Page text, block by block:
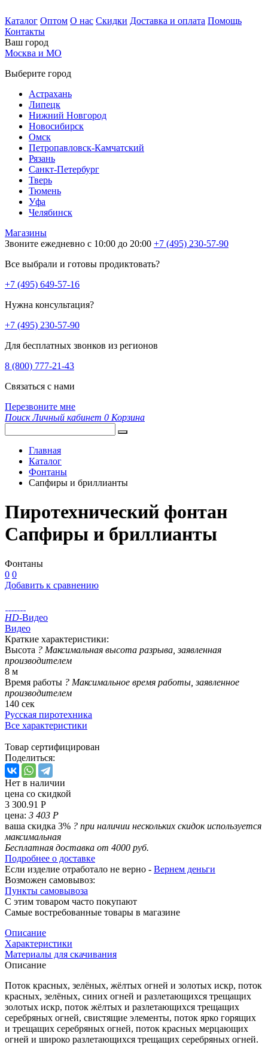
Каталог Оптом О нас Скидки Доставка и оплата Помощь
Контакты
Ваш город
Москва и МО
Выберите город
Астрахань
Липецк
Нижний Новгород
Новосибирск
Омск
Петропавловск-Камчатский
Рязань
Санкт-Петербург
Тверь
Тюмень
Уфа
Челябинск
Магазины
Звоните ежедневно с 10:00 до 20:00 +7 (495) 230-57-90
Все выбрали и готовы продиктовать?
+7 (495) 649-57-16
Нужна консультация?
+7 (495) 230-57-90
Для бесплатных звонков из регионов
8 (800) 777-21-43
Связаться с нами
Перезвоните мне
Поиск Личный кабинет 0 Корзина
Главная
Каталог
Фонтаны
Сапфиры и бриллианты
Пиротехнический фонтан
Сапфиры и бриллианты
Фонтаны
0 0
Добавить к сравнению
HD-Видео
Видео
Краткие характеристики:
Высота ? Максимальная высота разрыва, заявленная
производителем
8 м
Время работы ? Максимальное время работы, заявленное
производителем
140 сек
Русская пиротехника
Все характеристики
Товар сертифицирован
Поделиться:
Нет в наличии
цена со скидкой
3 300.91 Р
цена: 3 403 Р
ваша скидка 3% ? при наличии нескольких скидок используется
максимальная
Бесплатная доставка от 4000 руб.
Подробнее о доставке
Если изделие отработало не верно - Вернем деньги
Возможен самовывоз:
Пункты самовывоза
С этим товаром часто покупают
Самые востребованные товары в магазине
Описание
Характеристики
Материалы для скачивания
Описание
Поток красных, зелёных, жёлтых огней и золотых искр, поток
красных, зелёных, синих огней и разлетающихся трещащих
золотых искр, поток жёлтых и разлетающихся трещащих
серебряных огней, свистящие элементы, поток ярко горящих
и трещащих серебряных огней, поток красных мерцающих
огней и широко разлетающихся трещащих серебряных огней.